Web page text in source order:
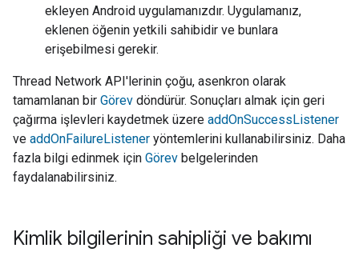
ekleyen Android uygulamanızdır. Uygulamanız,
eklenen öğenin yetkili sahibidir ve bunlara
erişebilmesi gerekir.
Thread Network API'lerinin çoğu, asenkron olarak
tamamlanan bir Görev döndürür. Sonuçları almak için geri
çağırma işlevleri kaydetmek üzere addOnSuccessListener
ve addOnFailureListener yöntemlerini kullanabilirsiniz. Daha
fazla bilgi edinmek için Görev belgelerinden
faydalanabilirsiniz.
Kimlik bilgilerinin sahipliği ve bakımı